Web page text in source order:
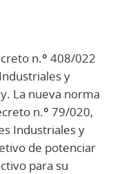
n.º 408/022
y
La nueva norma
n.º 79/020,
Industriales y
de potenciar
para su